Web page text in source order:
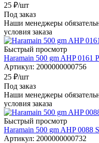
25 ₽/шт
Под заказ
Наши менеджеры
условия заказа
Быстрый просмотр
Haramain 500 gm AHP 0161
Артикул: 2000000000756
25 ₽/шт
Под заказ
Наши менеджеры
условия заказа
Быстрый просмотр
Haramain 500 gm AHP 0088
Артикул: 2000000000732